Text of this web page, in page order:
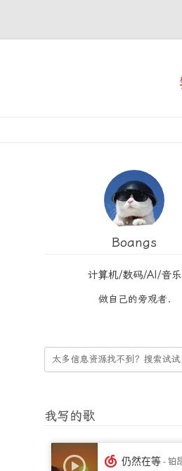
Boangs
计算机/数码/AI/音乐
做自己的旁观者.
我写的歌